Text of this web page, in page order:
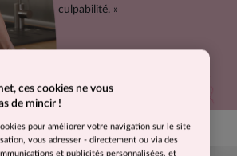
culpabilité. »
ces cookies ne vous
de mincir !
pour améliorer votre navigation sur le site
vous adresser - directement ou via des
et publicités personnalisées, et